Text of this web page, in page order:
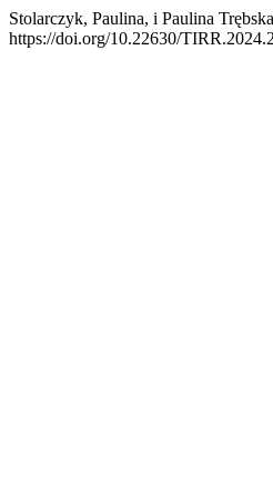
Stolarczyk, Paulina, i Paulina
https://doi.org/10.22630/